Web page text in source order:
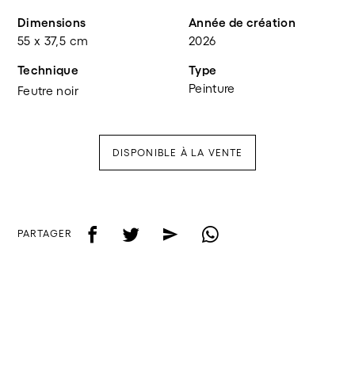
Dimensions
55 x 37,5 cm
Année de création
2026
Technique
Feutre noir
Type
Peinture
DISPONIBLE À LA VENTE
PARTAGER f t e w